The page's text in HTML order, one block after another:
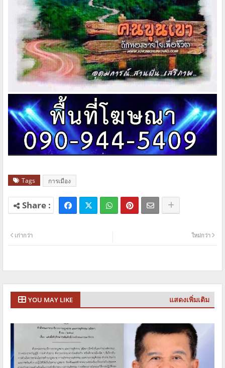
Tags การเมือง
ใหม่กว่า
เก่ากว่า
YOU MAY LIKE แสดงเพิ่มเติม